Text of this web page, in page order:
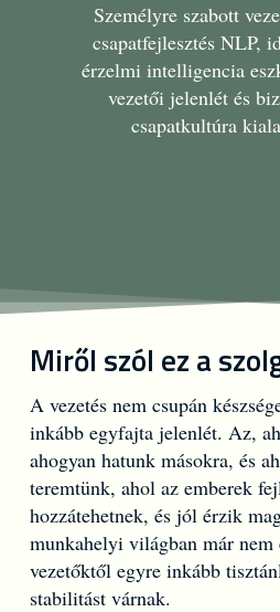
Személyre szabott
csapatfejlesztés NLP,
érzelmi intelligencia
vezetői jelenlét és
csapatkultúra
Miről szól ez a
A vezetés nem csupán
inkább egyfajta jelenlét. Az,
ahogyan hatunk másokra, és
teremtünk, ahol az emberek
hozzátehetnek, és jól érzik
munkahelyi világban már
vezetőktől egyre inkább
stabilitást várnak.